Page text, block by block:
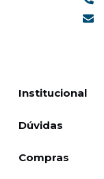
Institucional
Dúvidas
Compras